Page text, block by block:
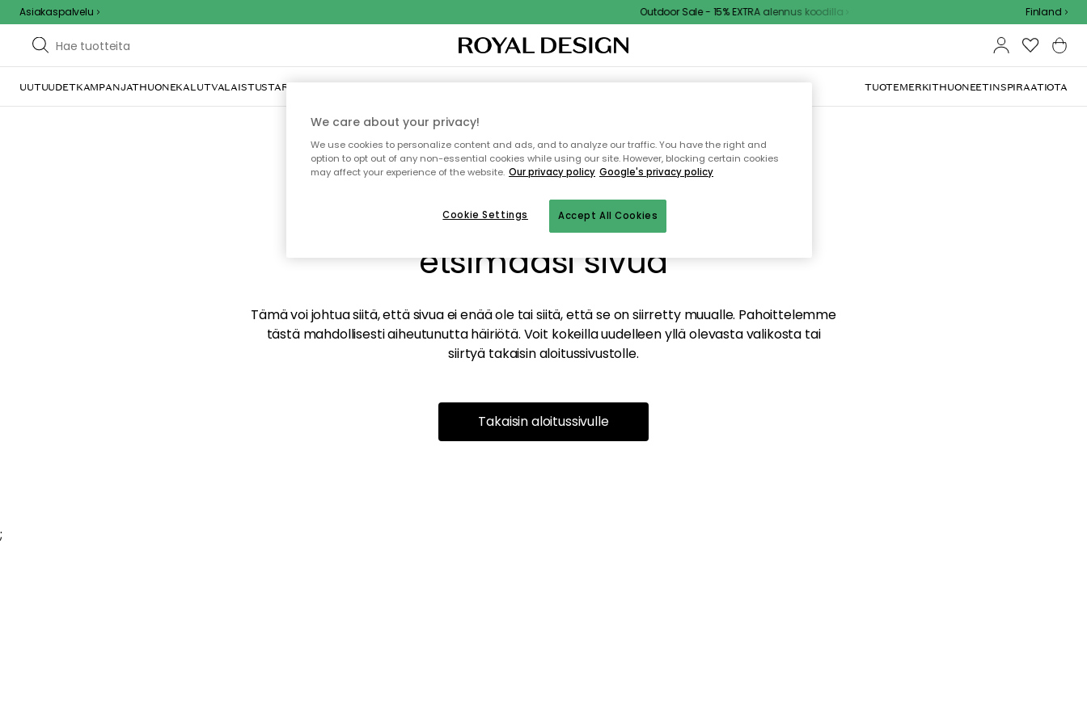
Asiakaspalvelu Outdoor Sale - 15% EXTRA alennus koodilla Finland
UUTUUDETKAMPANJATHUONEKALUTVALAISTUSTARJOILU JA KATTAUSSISUSTUSTEKSTIILIT & MATOTKEITTIÖSÄILYTYSULKOKALUSTEET TUOTEMERKITHUONEETINSPIRAATIOTA
Emme valitettavasti löydä
etsimääsi sivua
Tämä voi johtua siitä, että sivua ei enää ole tai siitä, että se on siirretty muualle. Pahoittelemme
tästä mahdollisesti aiheutunutta häiriötä. Voit kokeilla uudelleen yllä olevasta valikosta tai
siirtyä takaisin aloitussivustolle.
Takaisin aloitussivulle
;
We care about your privacy!
We use cookies to personalize content and ads, and to analyze our traffic. You have the right and
option to opt out of any non-essential cookies while using our site. However, blocking certain cookies
may affect your experience of the website. Our privacy policy Google's privacy policy
Accept All Cookies
Cookie Settings